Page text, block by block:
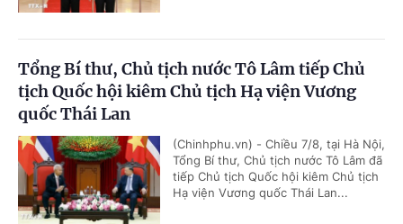
Tổng Bí thư, Chủ tịch nước Tô Lâm tiếp Chủ
tịch Quốc hội kiêm Chủ tịch Hạ viện Vương
quốc Thái Lan
(Chinhphu.vn) - Chiều 7/8, tại Hà Nội,
Tổng Bí thư, Chủ tịch nước Tô Lâm đã
tiếp Chủ tịch Quốc hội kiêm Chủ tịch
Hạ viện Vương quốc Thái Lan...